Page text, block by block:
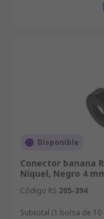
Disponible
Conector banana
Níquel, Negro 4
Código RS 205-394
Subtotal (1 bolsa de 10